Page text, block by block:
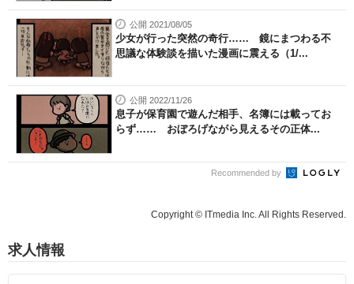
公開 2021/08/05
少女が行った突然の奇行…… 鏡にまつわる不
思議な体験談を描いた漫画に震える（1/...
公開 2022/11/26
息子が保育園で遊んだ相手、名簿には載ってお
らず…… おぼろげながら見えるその正体...
Recommended by
Copyright © ITmedia Inc. All Rights Reserved.
求人情報